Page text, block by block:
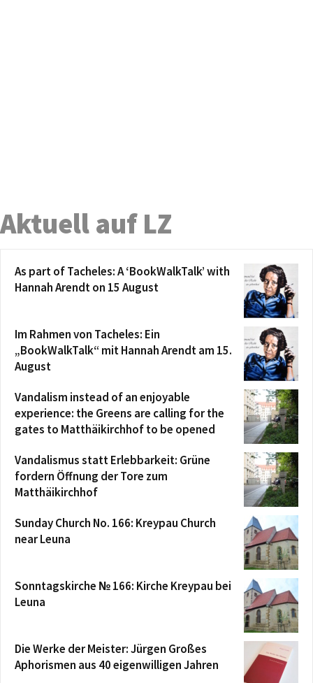
Aktuell auf LZ
As part of Tacheles: A ‘BookWalkTalk’ with
Hannah Arendt on 15 August
Im Rahmen von Tacheles: Ein
„BookWalkTalk“ mit Hannah Arendt am 15.
August
Vandalism instead of an enjoyable
experience: the Greens are calling for the
gates to Matthäikirchhof to be opened
Vandalismus statt Erlebbarkeit: Grüne
fordern Öffnung der Tore zum
Matthäikirchhof
Sunday Church No. 166: Kreypau Church
near Leuna
Sonntagskirche № 166: Kirche Kreypau bei
Leuna
Die Werke der Meister: Jürgen Großes
Aphorismen aus 40 eigenwilligen Jahren